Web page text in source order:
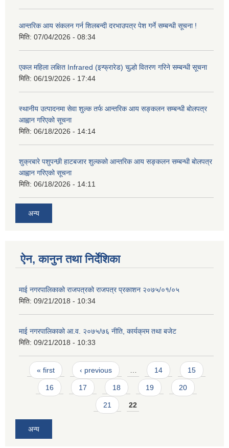
आन्तरिक आय संकलन गर्न शिलबन्दी दरभाउपत्र पेश गर्ने सम्बन्धी सूचना !
मिति: 07/04/2026 - 08:34
एकल महिला लक्षित Infrared (इन्फ्रारेड) चुल्हो वितरण गरिने सम्बन्धी सूचना
मिति: 06/19/2026 - 17:44
स्थानीय उत्पादनमा सेवा शुल्क तर्फ आन्तरिक आय सङ्कलन सम्बन्धी बोलपत्र
आह्वान गरिएको सूचना
मिति: 06/18/2026 - 14:14
शुक्रबारे पशुपन्छी हाटबजार शुल्कको आन्तरिक आय सङ्कलन सम्बन्धी बोलपत्र
आह्वान गरिएको सूचना
मिति: 06/18/2026 - 14:11
अन्य
ऐन, कानुन तथा निर्देशिका
माई नगरपालिकाको राजपत्रको राजपत्र प्रकाशन २०७५/०१/०५
मिति: 09/21/2018 - 10:34
माई नगरपालिकाको आ.व. २०७५/७६ नीति, कार्यक्रम तथा बजेट
मिति: 09/21/2018 - 10:33
Pages
« first ‹ previous … 14 15
16 17 18 19 20
21 22
अन्य